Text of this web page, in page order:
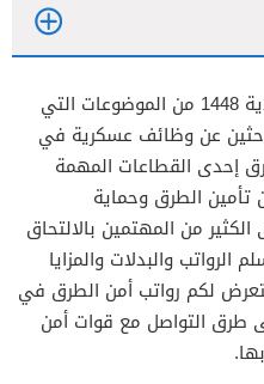
تُعد رواتب أمن الطرق في السعودية 1448 من الموضوعات التي
عن وظائف عسكرية في
إحدى القطاعات المهمة
تأمين الطرق وحماية
من المهتمين بالالتحاق
والبدلات والمزايا
لكم رواتب أمن الطرق في
بالإضافة إلى طرق التواصل مع قوات أمن